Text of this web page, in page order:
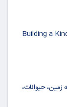
Building a
زمین، حیوانات،